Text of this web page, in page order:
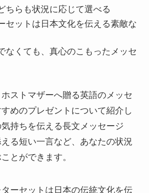
ちらも状況に応じて選べる
セットは日本文化を伝える素敵な
なくても、真心のこもったメッセ
ストマザーへ贈る英語のメッセ
めのプレゼントについて紹介し
持ちを伝える長文メッセージ
る短い一言など、あなたの状況
とができます。
ーセットは日本の伝統文化を伝